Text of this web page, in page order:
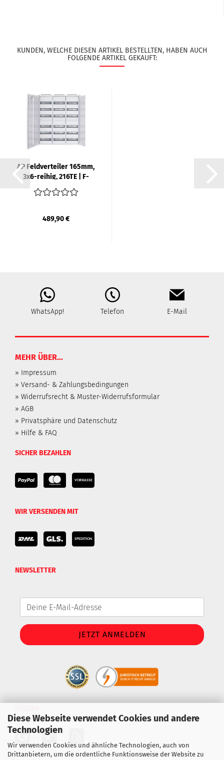
Diese Webseite verwendet Cookies und andere
Technologien
Wir verwenden Cookies und ähnliche Technologien, auch von
Drittanbietern, um die ordentliche Funktionsweise der Website zu
KUNDEN, WELCHE DIESEN ARTIKEL BESTELLTEN, HABEN AUCH
FOLGENDE ARTIKEL GEKAUFT:
AP Feld­ver­tei­ler 165mm,
3x6-​rei­hig, 216TE | F-​
TRO­NIC
489,90 €
WhatsApp! Telefon E-Mail
MEHR ÜBER...
» Impressum
» Versand- & Zahlungsbedingungen
» Widerrufsrecht & Muster-Widerrufsformular
» AGB
» Privatsphäre und Datenschutz
» Hilfe & FAQ
SICHER BEZAHLEN
WIR VERSENDEN MIT
NEWSLETTER